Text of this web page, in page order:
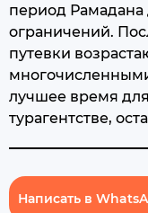
период Рамадана
ограничений.
путевки
лучшее время
турагентстве,
Написать в